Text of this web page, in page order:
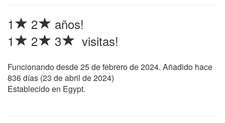
1 2
años!
1
2 3 visitas!
Funcionando desde25 de febrero de 2024. Añadido hace
836 días (23 de abril de 2024)
Establecido en Egypt.